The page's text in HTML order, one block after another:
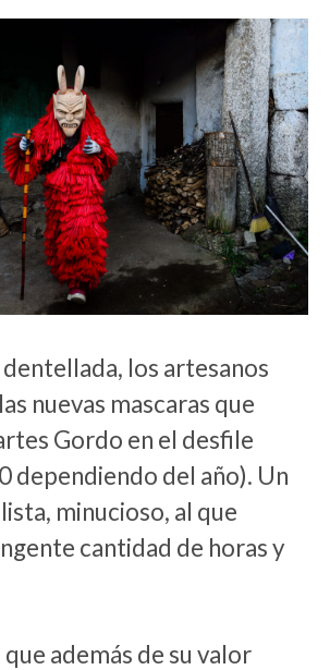
los artesanos
nuevas mascaras que
Gordo en el desfile
dependiendo del año). Un
minucioso, al que
cantidad de horas y
además de su valor